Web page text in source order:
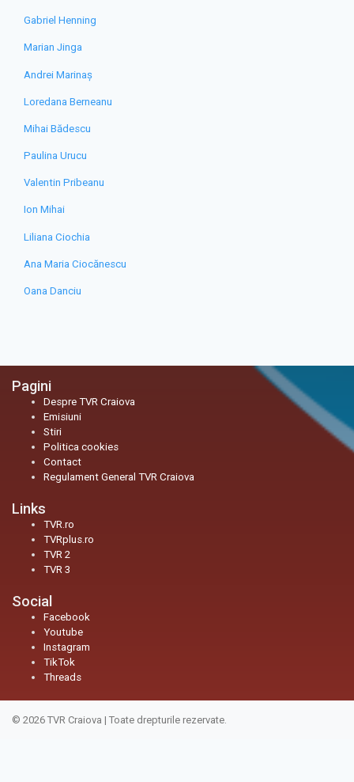
Gabriel Henning
Marian Jinga
Andrei Marinaș
Loredana Berneanu
Mihai Bădescu
Paulina Urucu
Valentin Pribeanu
Ion Mihai
Liliana Ciochia
Ana Maria Ciocănescu
Oana Danciu
Pagini
Despre TVR Craiova
Emisiuni
Stiri
Politica cookies
Contact
Regulament General TVR Craiova
Links
TVR.ro
TVRplus.ro
TVR 2
TVR 3
Social
Facebook
Youtube
Instagram
TikTok
Threads
© 2026 TVR Craiova | Toate drepturile rezervate.